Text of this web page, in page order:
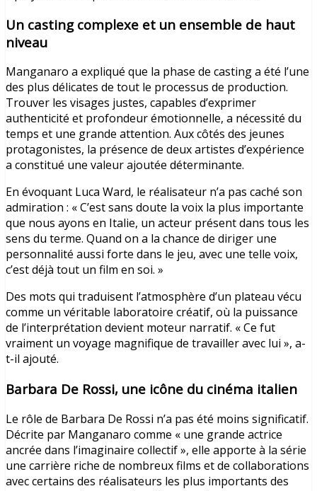
Un casting complexe et un ensemble de haut
niveau
Manganaro a expliqué que la phase de casting a été l’une
des plus délicates de tout le processus de production.
Trouver les visages justes, capables d’exprimer
authenticité et profondeur émotionnelle, a nécessité du
temps et une grande attention. Aux côtés des jeunes
protagonistes, la présence de deux artistes d’expérience
a constitué une valeur ajoutée déterminante.
En évoquant Luca Ward, le réalisateur n’a pas caché son
admiration : « C’est sans doute la voix la plus importante
que nous ayons en Italie, un acteur présent dans tous les
sens du terme. Quand on a la chance de diriger une
personnalité aussi forte dans le jeu, avec une telle voix,
c’est déjà tout un film en soi. »
Des mots qui traduisent l’atmosphère d’un plateau vécu
comme un véritable laboratoire créatif, où la puissance
de l’interprétation devient moteur narratif. « Ce fut
vraiment un voyage magnifique de travailler avec lui », a-
t-il ajouté.
Barbara De Rossi, une icône du cinéma italien
Le rôle de Barbara De Rossi n’a pas été moins significatif.
Décrite par Manganaro comme « une grande actrice
ancrée dans l’imaginaire collectif », elle apporte à la série
une carrière riche de nombreux films et de collaborations
avec certains des réalisateurs les plus importants des